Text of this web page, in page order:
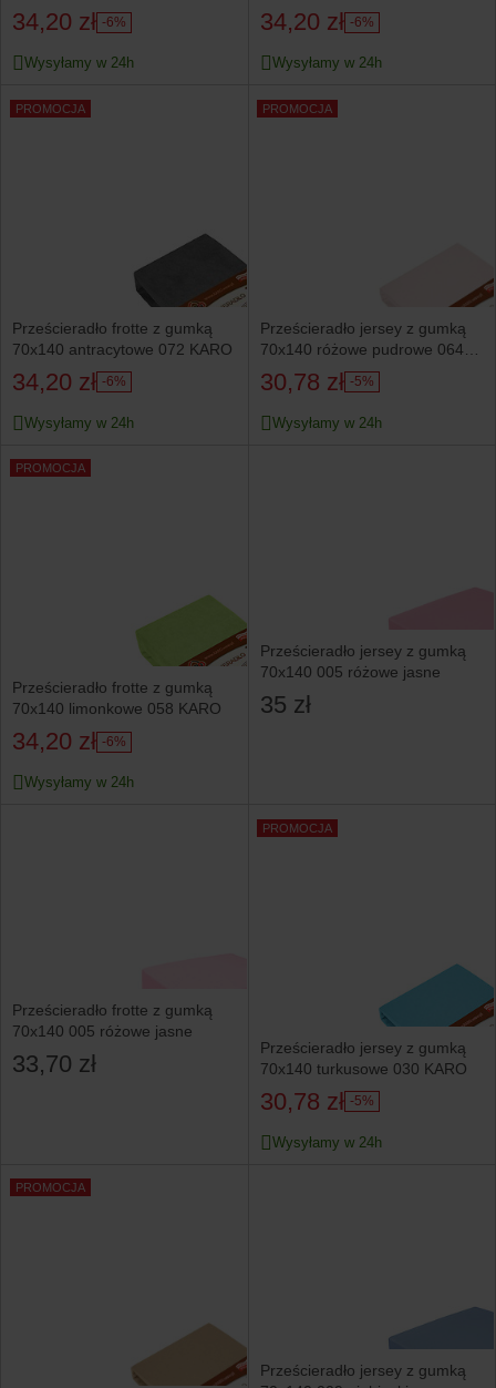
34,20 zł -6%
Wysyłamy w 24h
34,20 zł -6%
Wysyłamy w 24h
PROMOCJA
Prześcieradło frotte z gumką
70x140 antracytowe 072 KARO
34,20 zł -6%
Wysyłamy w 24h
PROMOCJA
Prześcieradło jersey z gumką
70x140 różowe pudrowe 064
KARO
30,78 zł -5%
Wysyłamy w 24h
PROMOCJA
Prześcieradło frotte z gumką
70x140 limonkowe 058 KARO
34,20 zł -6%
Wysyłamy w 24h
Prześcieradło jersey z gumką
70x140 005 różowe jasne
35 zł
Prześcieradło frotte z gumką
70x140 005 różowe jasne
33,70 zł
PROMOCJA
Prześcieradło jersey z gumką
70x140 turkusowe 030 KARO
30,78 zł -5%
Wysyłamy w 24h
PROMOCJA
Prześcieradło jersey z gumką